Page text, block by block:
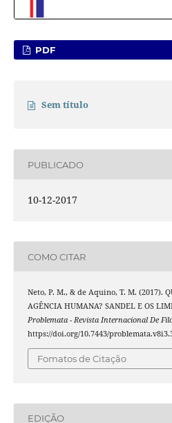
PDF
Sem título
PUBLICADO
10-12-2017
COMO CITAR
Neto, P. M., & de Aquino, T. M. (2017).
AGÊNCIA HUMANA? SANDEL E OS
Problemata - Revista Internacional De
https://doi.org/10.7443/
Fomatos de Citação
EDIÇÃO